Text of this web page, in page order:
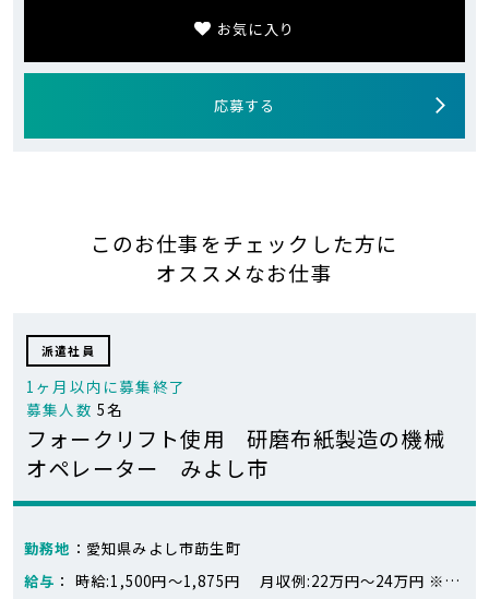
お気に入り
応募する
このお仕事をチェックした方に
オススメなお仕事
派遣社員
1ヶ月以内に募集終了
募集人数 5名
フォークリフト使用 研磨布紙製造の機械
オペレーター みよし市
勤務地 ：愛知県みよし市莇生町
給与 ： 時給:1,500円～1,875円 月収例:22万円～24万円 ※※月収例：243,750円+別途交通費 日勤：1,500円×7.5時間×20日=225,000円 残業：1,875円×10時間＝18,750円